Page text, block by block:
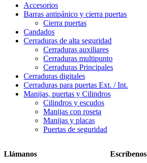
Accesorios
Barras antipánico y cierra puertas
Cierra puertas
Candados
Cerraduras de alta seguridad
Cerraduras auxiliares
Cerraduras multipunto
Cerraduras Principales
Cerraduras digitales
Cerraduras para puertas Ext. / Int.
Manijas, puertas y Cilindros
Cilindros y escudos
Manijas con roseta
Manijas y placas
Puertas de seguridad
Llámanos Escríbenos